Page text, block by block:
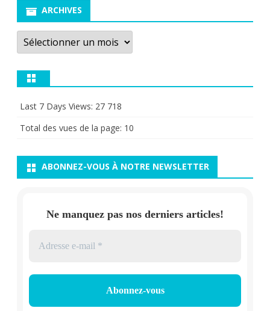
ARCHIVES
Archives
Last 7 Days Views: 27 718
Total des vues de la page: 10
ABONNEZ-VOUS À NOTRE NEWSLETTER
Ne manquez pas nos derniers articles!